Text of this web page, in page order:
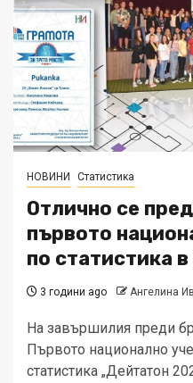
НОВИНИ Статистика
Отлично се
първото
по статистика
3 години ago Ангелина
На завършилия преди
Първото национално
статистика „Дейтатон